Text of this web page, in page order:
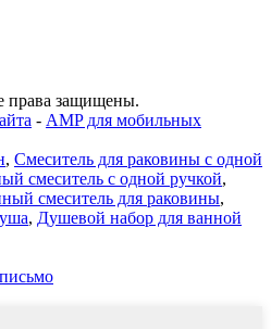
права защищены.
- AMP для мобильных
, Смеситель для раковины с одной
смеситель с одной ручкой,
смеситель для раковины,
, Душевой набор для ванной